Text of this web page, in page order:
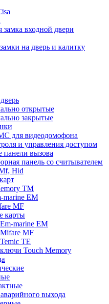
входной двери
на дверь и калитку
открытые
закрытые
для видеодомофона
и управления доступом
панели вызова
панель со считывателем
Hid
TM
marine EM
MF
карты
marine EM
MF
TE
Touch Memory
выхода